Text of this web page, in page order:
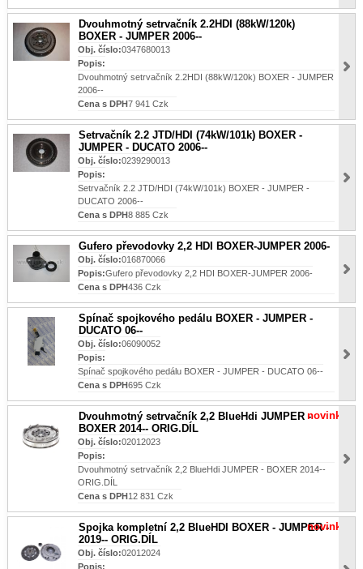
Dvouhmotný setrvačník 2.2HDI (88kW/120k)
BOXER - JUMPER 2006--
Obj. číslo:0347680013
Popis:
Dvouhmotný setrvačník 2.2HDI (88kW/120k) BOXER - JUMPER
2006--
Cena s DPH7 941 Czk
Setrvačník 2.2 JTD/HDI (74kW/101k) BOXER -
JUMPER - DUCATO 2006--
Obj. číslo:0239290013
Popis:
Setrvačník 2.2 JTD/HDI (74kW/101k) BOXER - JUMPER -
DUCATO 2006--
Cena s DPH8 885 Czk
Gufero převodovky 2,2 HDI BOXER-JUMPER 2006-
Obj. číslo:016870066
Popis:Gufero převodovky 2,2 HDI BOXER-JUMPER 2006-
Cena s DPH436 Czk
Spínač spojkového pedálu BOXER - JUMPER -
DUCATO 06--
Obj. číslo:06090052
Popis:
Spínač spojkového pedálu BOXER - JUMPER - DUCATO 06--
Cena s DPH695 Czk
Dvouhmotný setrvačník 2,2 BlueHdi JUMPER -
BOXER 2014-- ORIG.DÍL
novinka
Obj. číslo:02012023
Popis:
Dvouhmotný setrvačník 2,2 BlueHdi JUMPER - BOXER 2014--
ORIG.DÍL
Cena s DPH 12 831 Czk
Spojka kompletní 2,2 BlueHDI BOXER - JUMPER -
2019-- ORIG.DÍL
novinka
Obj. číslo:02012024
Popis: